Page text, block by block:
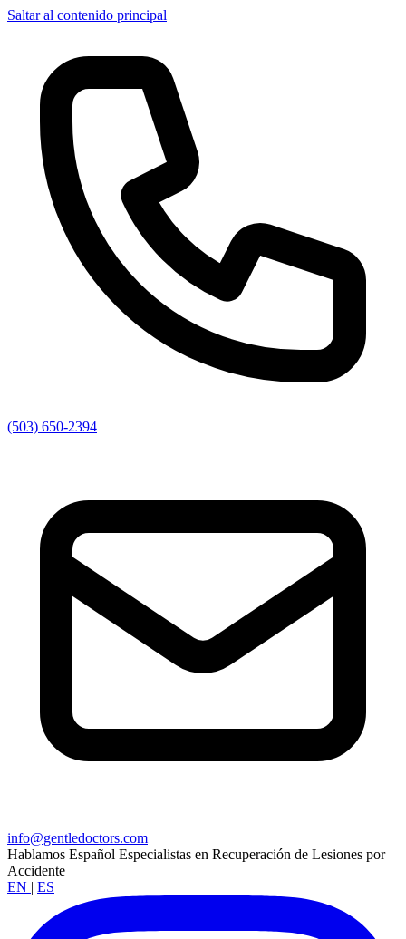
Saltar al contenido principal
(503) 650-2394
info@gentledoctors.com
Hablamos Español Especialistas en Recuperación de Lesiones por
Accidente
EN | ES